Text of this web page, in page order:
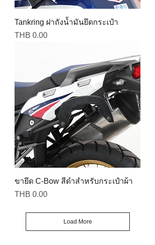
Tankring ฝาถังน้ำมันยึดกระเป๋า
Price
THB 0.00
ขายึด C-Bow สีดำสำหรับกระเป๋าผ้า
Price
THB 0.00
Load More